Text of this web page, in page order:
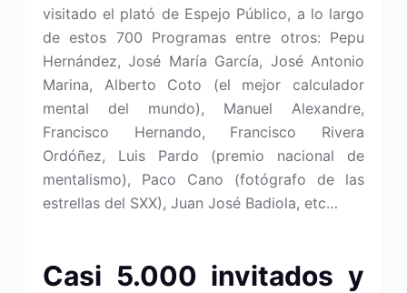
visitado el plató de Espejo Público, a lo largo
de estos 700 Programas entre otros: Pepu
Hernández, José María García, José Antonio
Marina, Alberto Coto (el mejor calculador
mental del mundo), Manuel Alexandre,
Francisco Hernando, Francisco Rivera
Ordóñez, Luis Pardo (premio nacional de
mentalismo), Paco Cano (fotógrafo de las
estrellas del SXX), Juan José Badiola, etc…
Casi 5.000 invitados y